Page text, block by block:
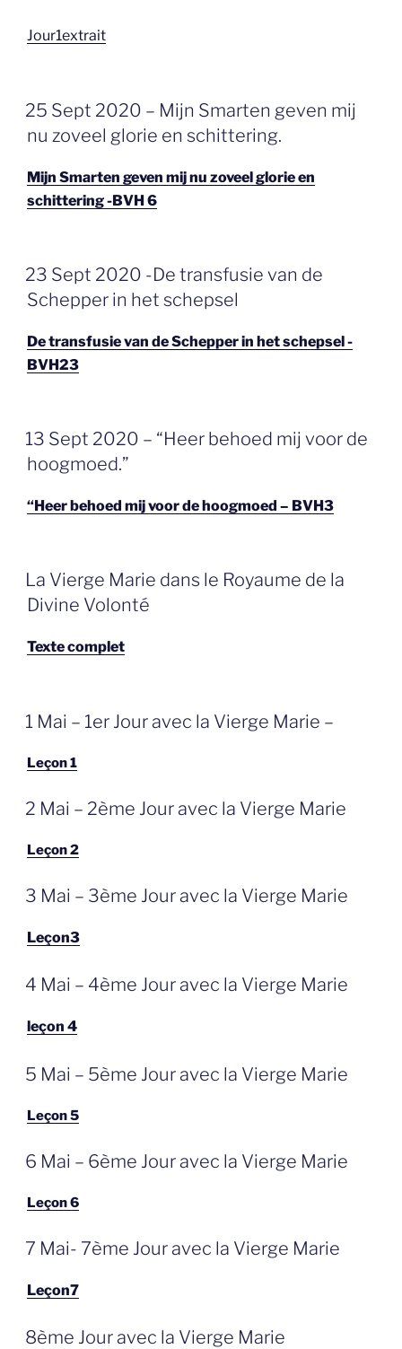
Jour1extrait
GEPLAATST
OP
25 Sept 2020 – Mijn Smarten geven mij
nu zoveel glorie en schittering.
Mijn Smarten geven mij nu zoveel glorie en
schittering -BVH 6
GEPLAATST
OP
23 Sept 2020 -De transfusie van de
Schepper in het schepsel
De transfusie van de Schepper in het schepsel -
BVH23
GEPLAATST
OP
13 Sept 2020 – “Heer behoed mij voor de
hoogmoed.”
“Heer behoed mij voor de hoogmoed – BVH3
GEPLAATST
OP
La Vierge Marie dans le Royaume de la
Divine Volonté
Texte complet
GEPLAATST
OP
1 Mai – 1er Jour avec la Vierge Marie –
Leçon 1
GEPLAATST
OP
2 Mai – 2ème Jour avec la Vierge Marie
Leçon 2
GEPLAATST
OP
3 Mai – 3ème Jour avec la Vierge Marie
Leçon3
GEPLAATST
OP
4 Mai – 4ème Jour avec la Vierge Marie
leçon 4
GEPLAATST
OP
5 Mai – 5ème Jour avec la Vierge Marie
Leçon 5
GEPLAATST
OP
6 Mai – 6ème Jour avec la Vierge Marie
Leçon 6
GEPLAATST
OP
7 Mai- 7ème Jour avec la Vierge Marie
Leçon7
GEPLAATST
OP
8ème Jour avec la Vierge Marie